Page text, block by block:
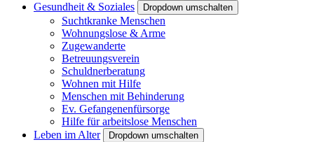
Gesundheit & Soziales
Dropdown umschalten
Suchtkranke Menschen
Wohnungslose & Arme
Zugewanderte
Betreuungsverein
Schuldnerberatung
Wohnen mit Hilfe
Menschen mit Behinderung
Ev. Gefangenenfürsorge
Hilfe für arbeitslose Menschen
Leben im Alter
Dropdown umschalten